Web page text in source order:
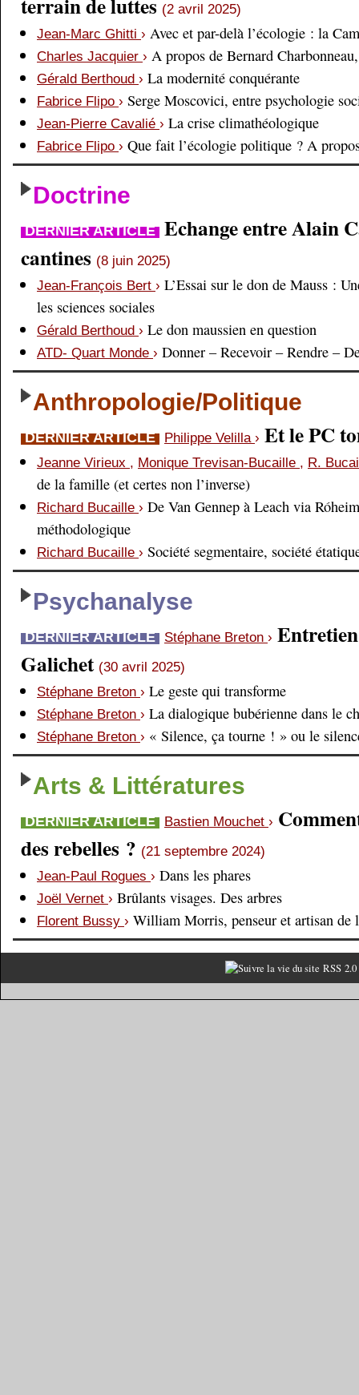
terrain de luttes (2 avril 2025)
Jean-Marc Ghitti › Avec et par-delà l’écologie : la
Charles Jacquier › A propos de Bernard
Gérald Berthoud › La modernité conquérante
Fabrice Flipo › Serge Moscovici, entre psychologie
Jean-Pierre Cavalié › La crise climathéologique
Fabrice Flipo › Que fait l’écologie politique ? A
Doctrine
DERNIER ARTICLE Echange entre Alain
cantines (8 juin 2025)
Jean-François Bert › L’Essai sur le don de Mauss :
les sciences sociales
Gérald Berthoud › Le don maussien en question
ATD- Quart Monde › Donner – Recevoir – Rendre –
Anthropologie/Politique
DERNIER ARTICLE Philippe Velilla › Et le PC
Jeanne Virieux , Monique Trevisan-Bucaille , R.
de la famille (et certes non l’inverse)
Richard Bucaille › De Van Gennep à Leach via
méthodologique
Richard Bucaille › Société segmentaire, société
Psychanalyse
DERNIER ARTICLE Stéphane Breton ›
Galichet (30 avril 2025)
Stéphane Breton › Le geste qui transforme
Stéphane Breton › La dialogique bubérienne dans le
Stéphane Breton › « Silence, ça tourne ! » ou le
Arts & Littératures
DERNIER ARTICLE Bastien Mouchet ›
des rebelles ? (21 septembre 2024)
Jean-Paul Rogues › Dans les phares
Joël Vernet › Brûlants visages. Des arbres
Florent Bussy › William Morris, penseur et artisan de
RSS 2.0